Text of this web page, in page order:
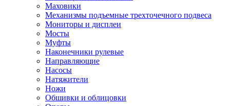
Маховики
Механизмы подъемные трехточечного подвеса
Мониторы и дисплеи
Мосты
Муфты
Наконечники рулевые
Направляющие
Насосы
Натяжители
Ножи
Обшивки и облицовки